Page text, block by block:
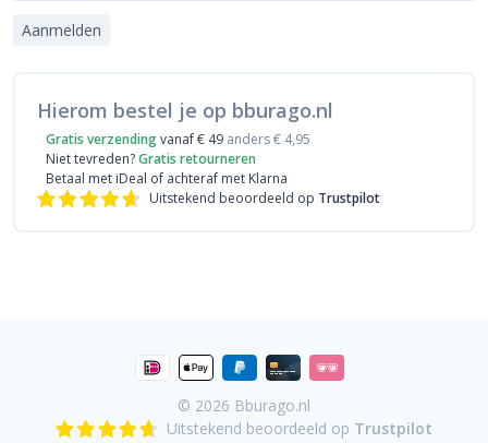
Aanmelden
Hierom bestel je op bburago.nl
Gratis verzendingvanaf € 49 anders € 4,95
Niet tevreden?Gratis retourneren
Betaal met iDeal of achteraf met Klarna
Uitstekend beoordeeld op Trustpilot
© 2026 Bburago.nl
Uitstekend beoordeeld op Trustpilot